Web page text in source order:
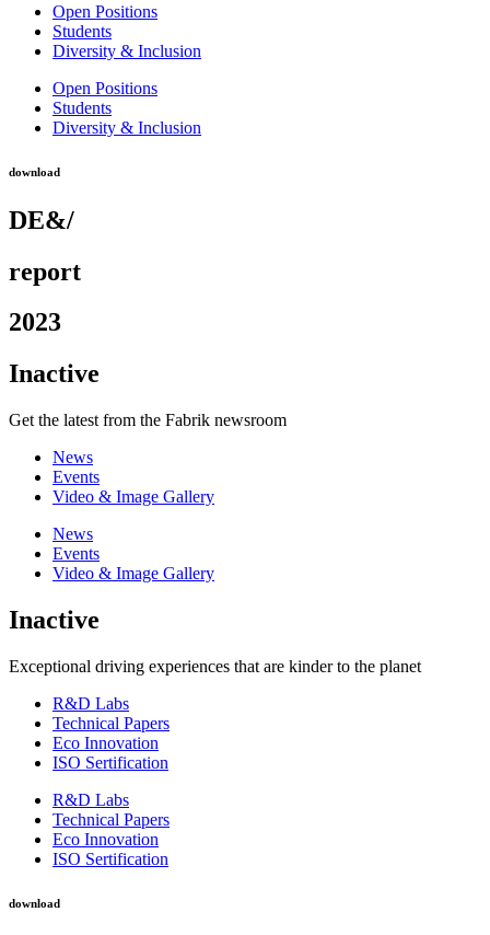
Open Positions
Students
Diversity & Inclusion
Open Positions
Students
Diversity & Inclusion
download
DE&/
report
2023
Inactive
Get the latest from the Fabrik newsroom
News
Events
Video & Image Gallery
News
Events
Video & Image Gallery
Inactive
Exceptional driving experiences that are kinder to the planet
R&D Labs
Technical Papers
Eco Innovation
ISO Sertification
R&D Labs
Technical Papers
Eco Innovation
ISO Sertification
download